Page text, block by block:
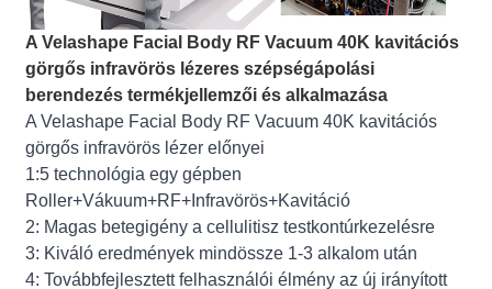
A Velashape Facial Body RF Vacuum 40K kavitációs
görgős infravörös lézeres szépségápolási
berendezés termékjellemzői és alkalmazása
A Velashape Facial Body RF Vacuum 40K kavitációs
görgős infravörös lézer előnyei
1:5 technológia egy gépben
Roller+Vákuum+RF+Infravörös+Kavitáció
2: Magas betegigény a cellulitisz testkontúrkezelésre
3: Kiváló eredmények mindössze 1-3 alkalom után
4: Továbbfejlesztett felhasználói élmény az új irányított